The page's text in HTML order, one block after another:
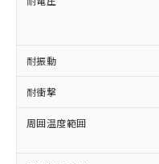
耐振動
耐衝撃
周囲温度範囲
在庫状況
記載してい
タに基づ
覧された
準価格と
正式な納期
様のお取
ムロン制
むを得ず変更す
六価クロム(Cr(Ⅵ))
類(PBB) 1000ppm以
(PBDE) 1000ppm以
ル) (DEHP)(別名：
ルベンジル（BBP）
（DBP） 1000ppm
「－」：未確認
*中国RoHS10物質の
Pb(鉛) :1000ppm、
Cr(Ⅵ)(六価クロム) :
DBP(フタル酸ジブチ
イソブチル) :
為替およ
（以下｢規
または国
国政府の
可)を取得
当社は規
全に破砕
いよう必
一定
一定